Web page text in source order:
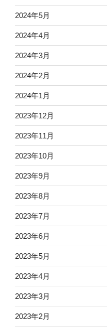
2024年5月
2024年4月
2024年3月
2024年2月
2024年1月
2023年12月
2023年11月
2023年10月
2023年9月
2023年8月
2023年7月
2023年6月
2023年5月
2023年4月
2023年3月
2023年2月